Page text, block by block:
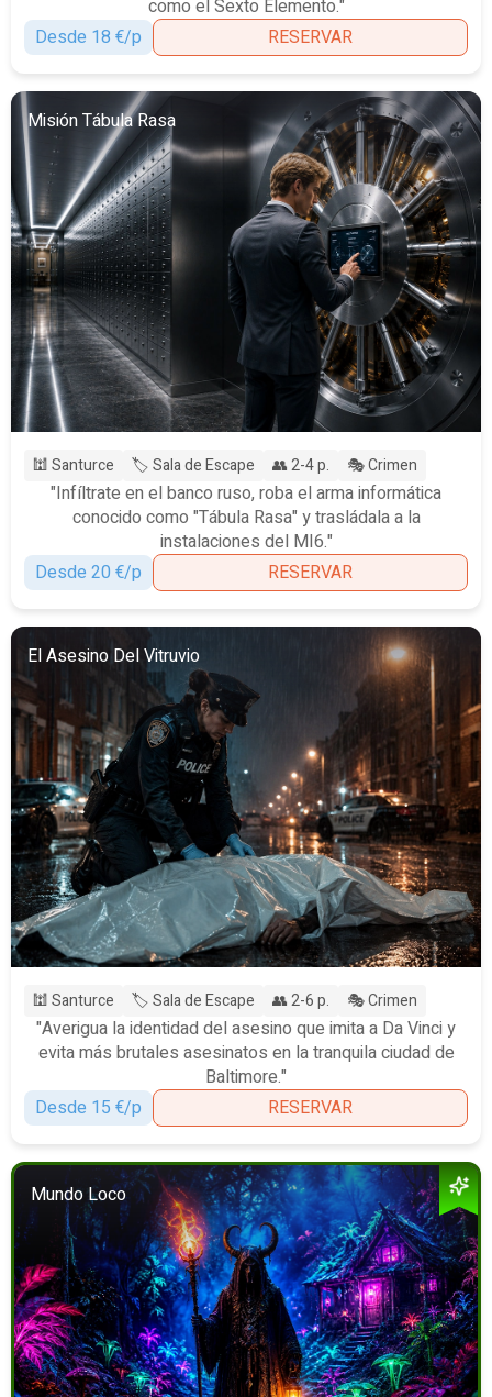
como el Sexto Elemento."
Desde 18 €/p
RESERVAR
Misión Tábula Rasa
🕍 Santurce 🏷️ Sala de Escape 👥 2-4 p. 🎭 Crimen
"Infíltrate en el banco ruso, roba el arma informática
conocido como "Tábula Rasa" y trasládala a la
instalaciones del MI6."
Desde 20 €/p
RESERVAR
El Asesino Del Vitruvio
🕍 Santurce 🏷️ Sala de Escape 👥 2-6 p. 🎭 Crimen
"Averigua la identidad del asesino que imita a Da Vinci y
evita más brutales asesinatos en la tranquila ciudad de
Baltimore."
Desde 15 €/p
RESERVAR
Mundo Loco